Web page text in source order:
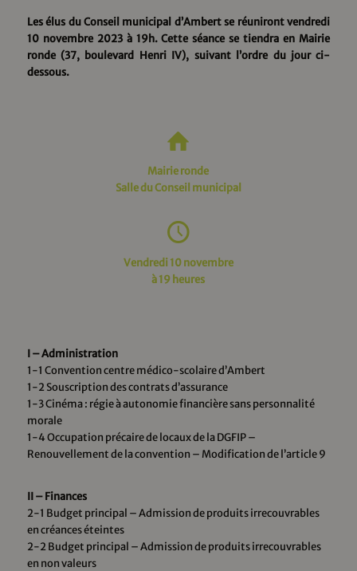
Les élus du Conseil municipal d’Ambert se réuniront vendredi
10 novembre 2023 à 19h. Cette séance se tiendra en Mairie
ronde (37, boulevard Henri IV), suivant l’ordre du jour ci-
dessous.
Mairie ronde
Salle du Conseil municipal
Vendredi 10 novembre
à 19 heures
I – Administration
1-1 Convention centre médico-scolaire d’Ambert
1-2 Souscription des contrats d’assurance
1-3 Cinéma : régie à autonomie financière sans personnalité
morale
1-4 Occupation précaire de locaux de la DGFIP –
Renouvellement de la convention – Modification de l’article 9
II – Finances
2-1 Budget principal – Admission de produits irrecouvrables
en créances éteintes
2-2 Budget principal – Admission de produits irrecouvrables
en non valeurs